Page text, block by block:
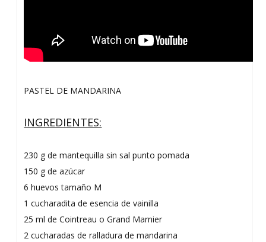
PASTEL DE MANDARINA
INGREDIENTES:
230 g de mantequilla sin sal punto pomada
150 g de azúcar
6 huevos tamaño M
1 cucharadita de esencia de vainilla
25 ml de Cointreau o Grand Marnier
2 cucharadas de ralladura de mandarina